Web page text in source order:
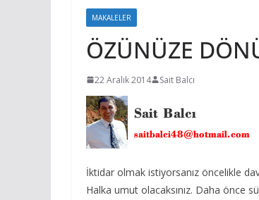
MAKALELER
ÖZÜNÜZE
22 Aralık 2014 Sait Balcı
İktidar olmak istiyorsanız öncelikle
Halka umut olacaksınız. Daha önce